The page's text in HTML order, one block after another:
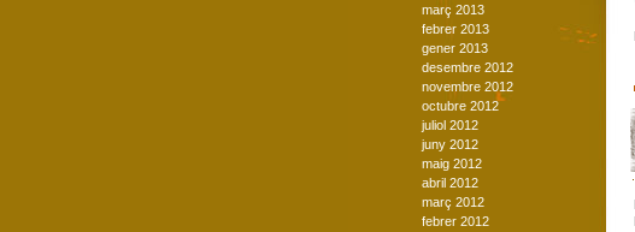
març 2013
febrer 2013
gener 2013
desembre 2012
novembre 2012
octubre 2012
juliol 2012
juny 2012
maig 2012
abril 2012
març 2012
febrer 2012